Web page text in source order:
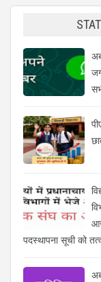
पदस्थापना सूची को